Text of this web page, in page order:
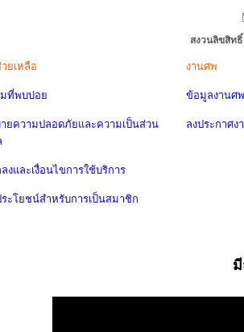
สงวนลิขสิท
ยเหลือ
ที่พบบ่อย
ยความปลอดภัยและความเป็นส่วน
งและเงื่อนไขการใช้บริการ
ะโยชน์สำหรับการเป็นสมาชิก
งานศพ
ข้อมูลงานศพ
ลงประกาศง